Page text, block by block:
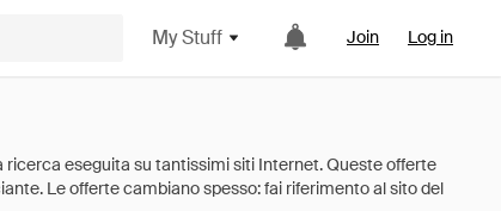
My Stuff Join Log in